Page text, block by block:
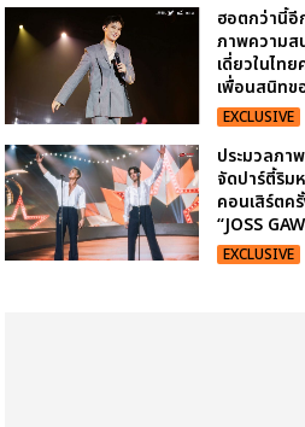
ฮอตกว่านี้อี
ภาพความส
เดี่ยวในไท
เพื่อนสนิทข
EXCLUSIVE
ประมวลภา
จัดปาร์ตี้ริม
คอนเสิร์ตค
“JOSS
EXCLUSIVE